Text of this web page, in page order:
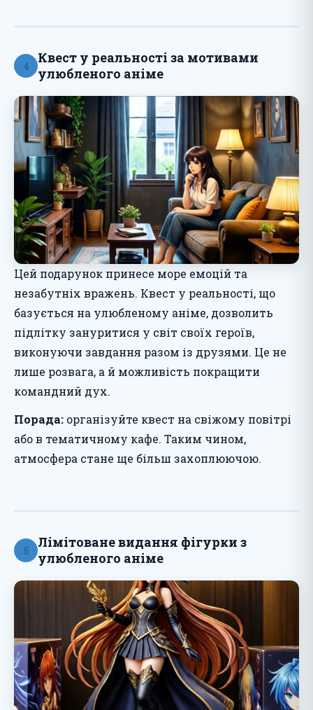
4
Квест у реальності за мотивами
улюбленого аніме
Цей подарунок принесе море емоцій та
незабутніх вражень. Квест у реальності, що
базується на улюбленому аніме, дозволить
підлітку зануритися у світ своїх героїв,
виконуючи завдання разом із друзями. Це не
лише розвага, а й можливість покращити
командний дух.
Порада: організуйте квест на свіжому повітрі
або в тематичному кафе. Таким чином,
атмосфера стане ще більш захоплюючою.
5
Лімітоване видання фігурки з
улюбленого аніме